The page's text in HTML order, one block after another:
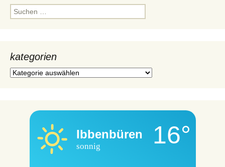
Suchen
nach:
kategorien
kategorien
Ibbenbüren
sonnig 16°